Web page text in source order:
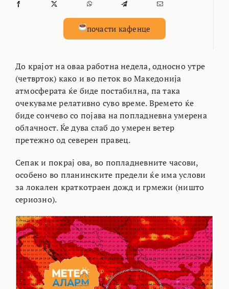
почасти кафенце
До крајот на оваа работна недела, односно утре
(четврток) како и во петок во Македонија
атмосферата ќе биде постабилна, па така
очекуваме релативно суво време. Времето ќе
биде сончево со појава на попладневна умерена
облачност. Ќе дува слаб до умерен ветер
претежно од северен правец.
Сепак и покрај ова, во попладневните часови,
особено во планинските предели ќе има услови
за локален краткотраен дожд и грмежи (ништо
сериозно).